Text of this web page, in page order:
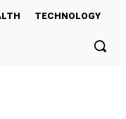
TECHNOLOGY